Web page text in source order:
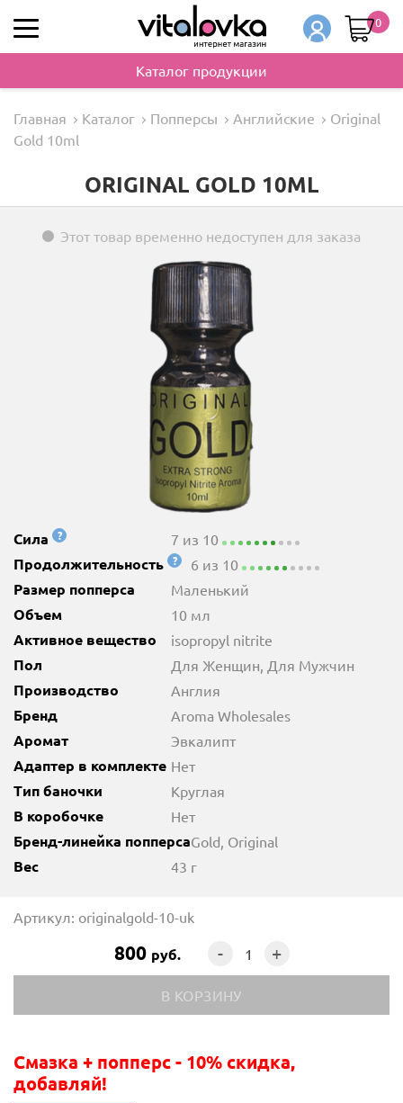
0
Каталог продукции
Главная Каталог Попперсы Английские
Original
Gold 10ml
ORIGINAL GOLD 10ML
Этот товар временно недоступен для заказа
Сила ? 7 из 10
Продолжительность ? 6 из 10
Размер попперса Маленький
Объем 10 мл
Активное вещество isopropyl nitrite
Пол Для Женщин, Для Мужчин
Производство Англия
Бренд Aroma Wholesales
Аромат Эвкалипт
Адаптер в комплекте Нет
Тип баночки Круглая
В коробочке Нет
Бренд-линейка попперсаGold, Original
Вес 43 г
Артикул: originalgold-10-uk
800 руб. - +
Смазка + попперс - 10% скидка,
добавляй!